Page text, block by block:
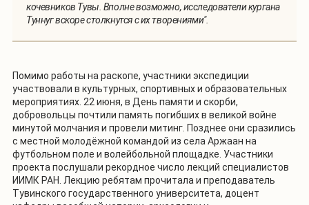
кочевников Тувы. Вполне возможно, исследователи кургана
Туннуг вскоре столкнутся с их творениями".
Помимо работы на раскопе, участники экспедиции
участвовали в культурных, спортивных и образовательных
мероприятиях. 22 июня, в День памяти и скорби,
добровольцы почтили память погибших в великой войне
минутой молчания и провели митинг. Позднее они сразились
с местной молодёжной командой из села Аржаан на
футбольном поле и волейбольной площадке. Участники
проекта послушали рекордное число лекций специалистов
ИИМК РАН. Лекцию ребятам прочитала и преподаватель
Тувинского государственного университета, доцент